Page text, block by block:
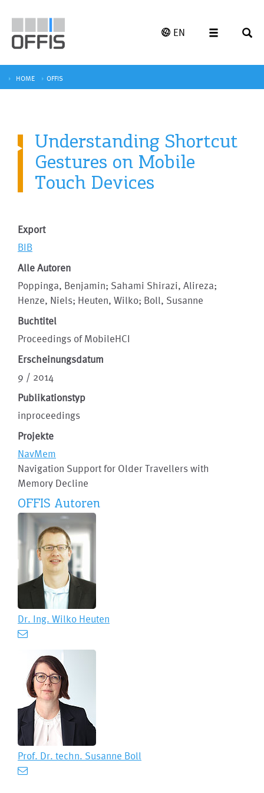
EN
HOME OFFIS
Understanding Shortcut
Gestures on Mobile
Touch Devices
Export
BIB
Alle Autoren
Poppinga, Benjamin; Sahami Shirazi, Alireza;
Henze, Niels; Heuten, Wilko; Boll, Susanne
Buchtitel
Proceedings of MobileHCI
Erscheinungsdatum
9 / 2014
Publikationstyp
inproceedings
Projekte
NavMem
Navigation Support for Older Travellers with
Memory Decline
OFFIS Autoren
Dr. Ing. Wilko Heuten
Prof. Dr. techn. Susanne Boll